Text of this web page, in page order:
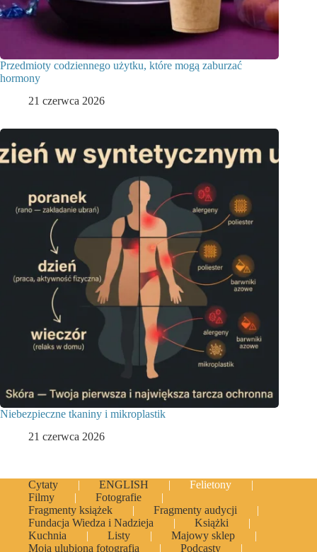
Przedmioty codziennego użytku, które mogą zaburzać
hormony
21 czerwca 2026
Niebezpieczne tkaniny i mikroplastik
21 czerwca 2026
Cytaty ENGLISH
Felietony
Filmy
Fotografie
Fragmenty książek
Fragmenty audycji
Fundacja Wiedza i Nadzieja
Książki
Kuchnia
Listy
Majowy sklep
Moja ulubiona fotografia
Podcasty